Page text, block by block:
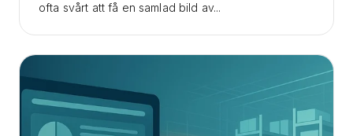
ofta svårt att få en samlad bild av...